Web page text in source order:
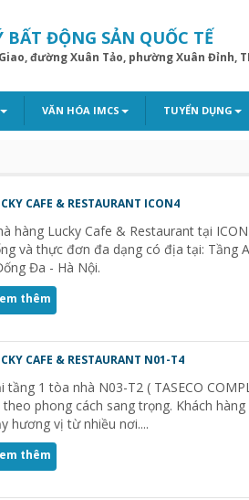
BẤT ĐỘNG SẢN QUỐC TẾ
đường Xuân Tảo, phường Xuân Đỉnh,
VĂN HÓA IMCS TUYỂN DỤNG
CAFE & RESTAURANT ICON4
hàng Lucky Cafe & Restaurant tại
và thực đơn đa dạng có địa tại: Tầng
Đa - Hà Nội.
thêm
CAFE & RESTAURANT N01-T4
tầng 1 tòa nhà N03-T2 ( TASECO
theo phong cách sang trọng. Khách
hương vị từ nhiều nơi....
thêm